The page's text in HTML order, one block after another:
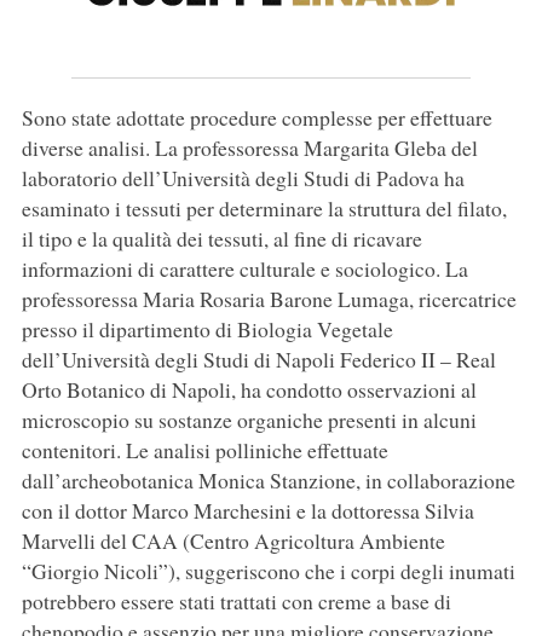
Sono state adottate procedure complesse per effettuare
diverse analisi. La professoressa Margarita Gleba del
laboratorio dell’Università degli Studi di Padova ha
esaminato i tessuti per determinare la struttura del filato,
il tipo e la qualità dei tessuti, al fine di ricavare
informazioni di carattere culturale e sociologico. La
professoressa Maria Rosaria Barone Lumaga, ricercatrice
presso il dipartimento di Biologia Vegetale
dell’Università degli Studi di Napoli Federico II – Real
Orto Botanico di Napoli, ha condotto osservazioni al
microscopio su sostanze organiche presenti in alcuni
contenitori. Le analisi polliniche effettuate
dall’archeobotanica Monica Stanzione, in collaborazione
con il dottor Marco Marchesini e la dottoressa Silvia
Marvelli del CAA (Centro Agricoltura Ambiente
“Giorgio Nicoli”), suggeriscono che i corpi degli inumati
potrebbero essere stati trattati con creme a base di